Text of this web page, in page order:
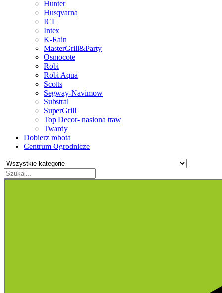
Hunter
Husqvarna
ICL
Intex
K-Rain
MasterGrill&Party
Osmocote
Robi
Robi Aqua
Scotts
Segway-Navimow
Substral
SuperGrill
Top Decor- nasiona traw
Twardy
Dobierz robota
Centrum Ogrodnicze